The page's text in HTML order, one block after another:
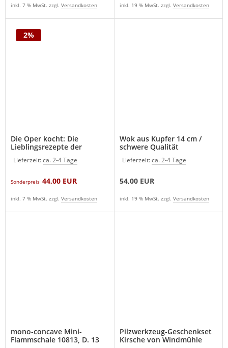
inkl. 7 % MwSt. zzgl. Versandkosten inkl. 19 % MwSt. zzgl. Versandkosten
Die Oper kocht: Die
Lieblingsrezepte der
Lieferzeit:ca. 2-4 Tage
Sonderpreis 44,00 EUR
2%
inkl. 7 % MwSt. zzgl. Versandkosten
Wok aus Kupfer 14 cm /
schwere Qualität
Lieferzeit:ca. 2-4 Tage
54,00 EUR
inkl. 19 % MwSt. zzgl. Versandkosten
mono-concave Mini-
Flammschale 10813, D. 13
Pilzwerkzeug-Geschenkset
Kirsche von Windmühle